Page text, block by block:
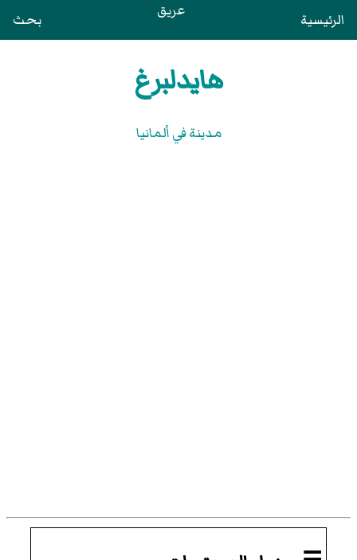
الرئيسية عريق بحث
هايدلبرغ
مدينة في ألمانيا